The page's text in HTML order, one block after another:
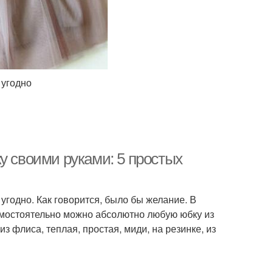
своими руками: 5 простых
Как говорится, было бы желание. В
можно абсолютно любую юбку из
флиса, теплая, простая, миди, на резинке, из